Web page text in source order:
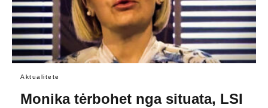
Aktualitete
Monika tėrbohet nga situata, LSI